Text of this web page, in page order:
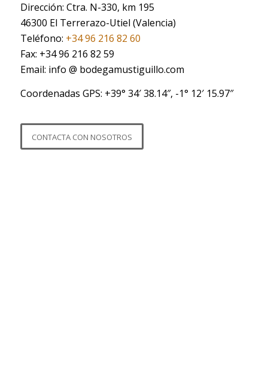
Dirección: Ctra. N-330, km 195
46300 El Terrerazo-Utiel (Valencia)
Teléfono: +34 96 216 82 60
Fax: +34 96 216 82 59
Email: info @ bodegamustiguillo.com
Coordenadas GPS: +39° 34′ 38.14″, -1° 12′ 15.97″
CONTACTA CON NOSOTROS